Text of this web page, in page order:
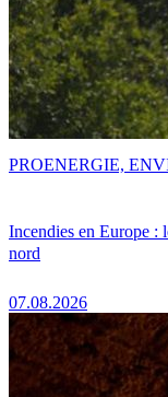
Incendies en Europe :
nord
07.08.2026
PROENERGIE,